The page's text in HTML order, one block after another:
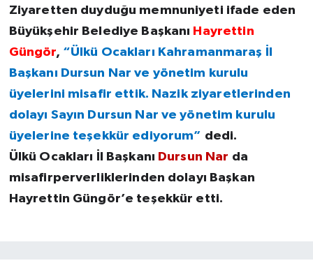
Ziyaretten duyduğu memnuniyeti ifade eden
Büyükşehir Belediye Başkanı Hayrettin
Güngör, “Ülkü Ocakları Kahramanmaraş İl
Başkanı Dursun Nar ve yönetim kurulu
üyelerini misafir ettik. Nazik ziyaretlerinden
dolayı Sayın Dursun Nar ve yönetim kurulu
üyelerine teşekkür ediyorum” dedi.
Ülkü Ocakları İl Başkanı Dursun Nar da
misafirperverliklerinden dolayı Başkan
Hayrettin Güngör’e teşekkür etti.